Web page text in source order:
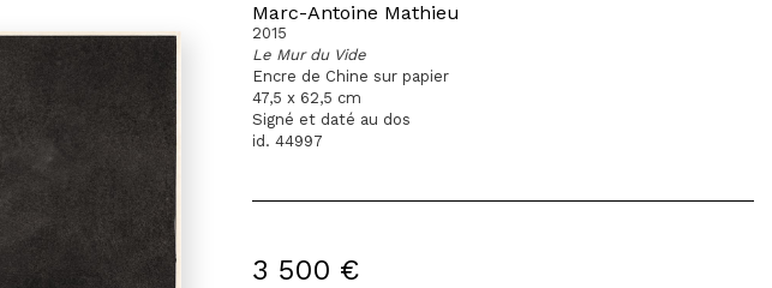
Marc-Antoine Mathieu
2015
Le Mur du Vide
Encre de Chine sur papier
47,5 x 62,5 cm
Signé et daté au dos
id. 44997
3 500 €